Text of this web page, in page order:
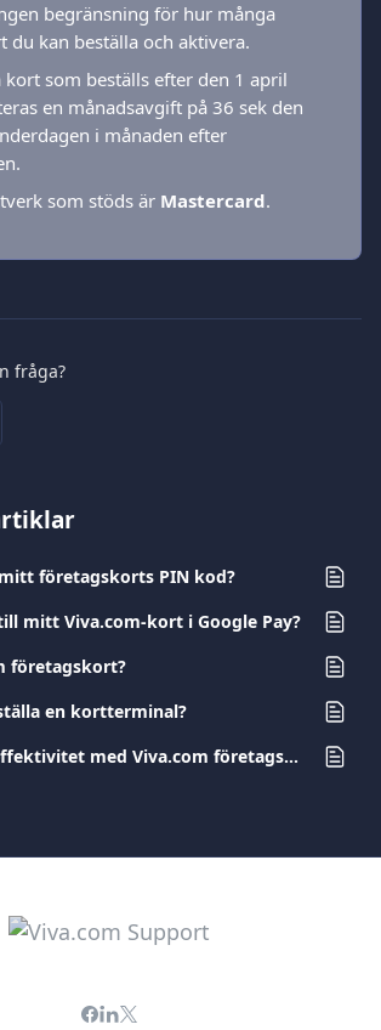
begränsning för hur många
du kan beställa och aktivera.
kort som beställs efter den 1 april
en månadsavgift på 36 sek den
i månaden efter
som stöds är Mastercard.
fråga?
företagskorts PIN kod?
mitt Viva.com-kort i Google Pay?
företagskort?
en kortterminal?
Lås upp affärseffektivitet med Viva.com företagskort